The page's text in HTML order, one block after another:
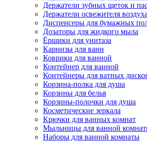
Держатели зубных щеток и
Держатели освежителя воздуха
Диспенсеры для бумажных
Дозаторы для жидкого мыла
Ёршики для унитаза
Карнизы для ванн
Коврики для ванной
Контейнер для ванной
Контейнеры для ватных
Корзина-полка для душа
Корзины для белья
Корзины-полочки для душа
Косметические зеркала
Крючки для ванных комнат
Мыльницы для ванной
Наборы для ванной комнаты